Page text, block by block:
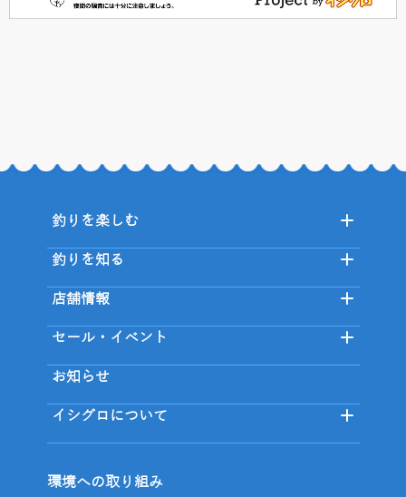
釣りを楽しむ
釣りを知る
店舗情報
セール・イベント
お知らせ
イシグロについて
環境への取り組み